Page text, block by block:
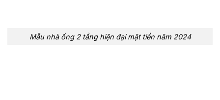
Mẫu nhà ống 2 tầng hiện đại mặt tiền năm 2024